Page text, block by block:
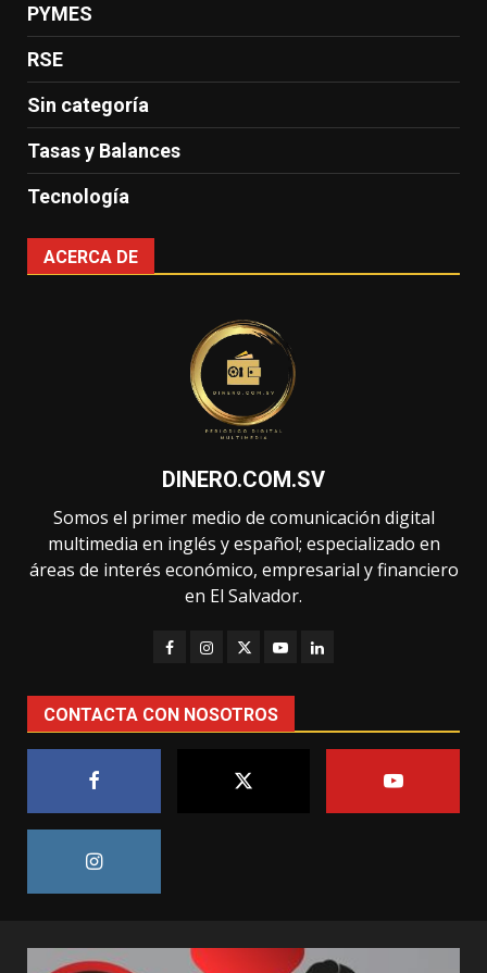
PYMES
RSE
Sin categoría
Tasas y Balances
Tecnología
ACERCA DE
DINERO.COM.SV
Somos el primer medio de comunicación digital
multimedia en inglés y español; especializado en
áreas de interés económico, empresarial y financiero
en El Salvador.
CONTACTA CON NOSOTROS